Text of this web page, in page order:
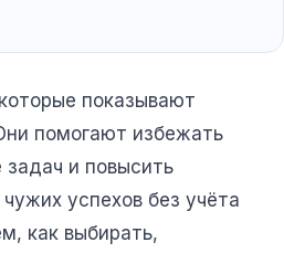
показывают
помогают избежать
и повысить
успехов без учёта
как выбирать,